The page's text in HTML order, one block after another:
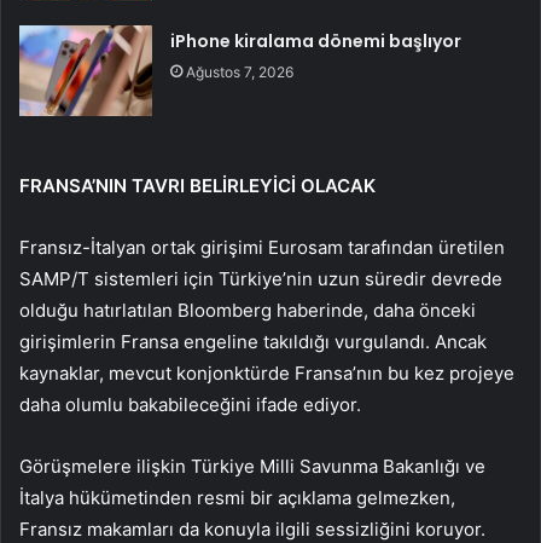
iPhone kiralama dönemi başlıyor
Ağustos 7, 2026
FRANSA’NIN TAVRI BELİRLEYİCİ OLACAK
Fransız-İtalyan ortak girişimi Eurosam tarafından üretilen
SAMP/T sistemleri için Türkiye’nin uzun süredir devrede
olduğu hatırlatılan Bloomberg haberinde, daha önceki
girişimlerin Fransa engeline takıldığı vurgulandı. Ancak
kaynaklar, mevcut konjonktürde Fransa’nın bu kez projeye
daha olumlu bakabileceğini ifade ediyor.
Görüşmelere ilişkin Türkiye Milli Savunma Bakanlığı ve
İtalya hükümetinden resmi bir açıklama gelmezken,
Fransız makamları da konuyla ilgili sessizliğini koruyor.